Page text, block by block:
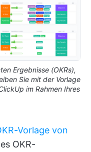
Ergebnisse (OKRs),
Sie mit der Vorlage
im Rahmen Ihres
Vorlage von
OKR-